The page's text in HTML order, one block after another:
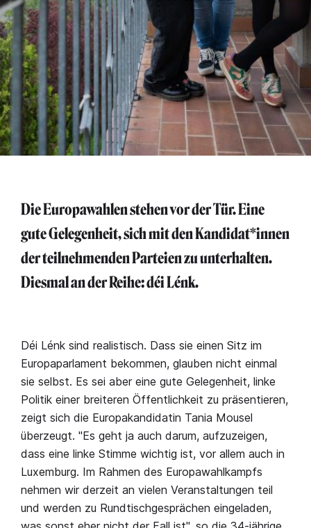
Die Europawahlen stehen vor der Tür. Eine
gute Gelegenheit, sich mit den Kandidat*innen
der teilnehmenden Parteien zu unterhalten.
Diesmal an der Reihe: déi Lénk.
Déi Lénk sind realistisch. Dass sie einen Sitz im
Europaparlament bekommen, glauben nicht einmal
sie selbst. Es sei aber eine gute Gelegenheit, linke
Politik einer breiteren Öffentlichkeit zu präsentieren,
zeigt sich die Europakandidatin Tania Mousel
überzeugt. "Es geht ja auch darum, aufzuzeigen,
dass eine linke Stimme wichtig ist, vor allem auch in
Luxemburg. Im Rahmen des Europawahlkampfs
nehmen wir derzeit an vielen Veranstaltungen teil
und werden zu Rundtischgesprächen eingeladen,